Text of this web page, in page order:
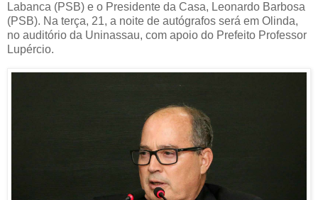
Labanca (PSB) e o Presidente da Casa, Leonardo Barbosa
(PSB). Na terça, 21, a noite de autógrafos será em Olinda,
no auditório da Uninassau, com apoio do Prefeito Professor
Lupércio.